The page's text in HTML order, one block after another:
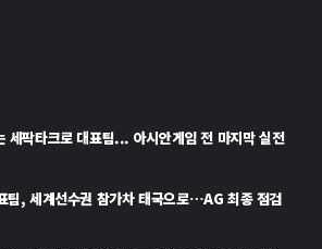
세팍타크로 대표팀... 아시안게임 전 마지막 실전
팀, 세계선수권 참가차 태국으로…AG 최종 점검